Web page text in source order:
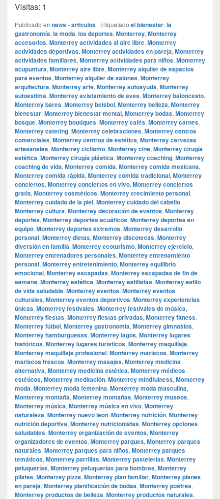
Visitas: 1
Publicado en news - articulos | Etiquetado el bienestar, la
gastronomía, la moda, los deportes, Monterrey, Monterrey
accesorios, Monterrey actividades al aire libre, Monterrey
actividades deportivas, Monterrey actividades en pareja, Monterrey
actividades familiares, Monterrey actividades para niños, Monterrey
acupuntura, Monterrey aire libre, Monterrey alquiler de espacios
para eventos, Monterrey alquiler de salones, Monterrey
arquitectura, Monterrey arte, Monterrey autoayuda, Monterrey
autoestima, Monterrey avistamiento de aves, Monterrey baloncesto,
Monterrey bares, Monterrey beisbol, Monterrey belleza, Monterrey
bienestar, Monterrey bienestar mental, Monterrey bodas, Monterrey
bosque, Monterrey boutiques, Monterrey cafés, Monterrey carnes,
Monterrey catering, Monterrey celebraciones, Monterrey centros
comerciales, Monterrey centros de estética, Monterrey cervezas
artesanales, Monterrey ciclismo, Monterrey cine, Monterrey cirugía
estética, Monterrey cirugía plástica, Monterrey coaching, Monterrey
coaching de vida, Monterrey comida, Monterrey comida mexicana,
Monterrey comida rápida, Monterrey comida tradicional, Monterrey
conciertos, Monterrey conciertos en vivo, Monterrey conciertos
gratis, Monterrey cosméticos, Monterrey crecimiento personal,
Monterrey cuidado de la piel, Monterrey cuidado del cabello,
Monterrey cultura, Monterrey decoración de eventos, Monterrey
deportes, Monterrey deportes acuáticos, Monterrey deportes en
equipo, Monterrey deportes extremos, Monterrey desarrollo
personal, Monterrey dietas, Monterrey discotecas, Monterrey
diversión en familia, Monterrey ecoturismo, Monterrey ejercicio,
Monterrey entrenadores personales, Monterrey entrenamiento
personal, Monterrey entretenimiento, Monterrey equilibrio
emocional, Monterrey escapadas, Monterrey escapadas de fin de
semana, Monterrey estética, Monterrey estilistas, Monterrey estilo
de vida saludable, Monterrey eventos, Monterrey eventos
culturales, Monterrey eventos deportivos, Monterrey experiencias
únicas, Monterrey festivales, Monterrey festivales de música,
Monterrey fiestas, Monterrey fiestas privadas, Monterrey fitness,
Monterrey fútbol, Monterrey gastronomía, Monterrey gimnasios,
Monterrey hamburguesas, Monterrey lagos, Monterrey lugares
históricos, Monterrey lugares turísticos, Monterrey maquillaje,
Monterrey maquillaje profesional, Monterrey mariscos, Monterrey
mariscos frescos, Monterrey masajes, Monterrey medicina
alternativa, Monterrey medicina estética, Monterrey médicos
estéticos, Monterrey meditación, Monterrey mindfulness, Monterrey
moda, Monterrey moda femenina, Monterrey moda masculina,
Monterrey montaña, Monterrey montañas, Monterrey museos,
Monterrey música, Monterrey música en vivo, Monterrey
naturaleza, Monterrey nuevo leon, Monterrey nutrición, Monterrey
nutrición deportiva, Monterrey nutricionistas, Monterrey opciones
saludables, Monterrey organización de eventos, Monterrey
organizadores de eventos, Monterrey parques, Monterrey parques
naturales, Monterrey parques para niños, Monterrey parques
temáticos, Monterrey parrillas, Monterrey pastelerías, Monterrey
peluquerías, Monterrey peluquerías para hombres, Monterrey
pilates, Monterrey pizza, Monterrey plan familiar, Monterrey planes
en pareja, Monterrey planificación de bodas, Monterrey postres,
Monterrey productos de belleza, Monterrey productos naturales,